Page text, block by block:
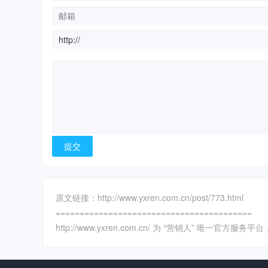
原文链接：http://www.yxren.com.cn/post/773.html
=========================================
http://www.yxren.com.cn/ 为 “营销人” 唯一官方服务平台